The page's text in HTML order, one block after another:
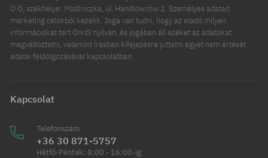
O O, székhelye: Modlniczka, ul. Handlowców 2. Személyes adatait
marketing célokból kezelik. Joga van tudni, hogy az eladó milyen
információkat tart Önről nyilván, és jogában áll ezeket az adatokat
megváltoztatni, valamint írásban kifejezésre juttatni egyet nem értését
adatai feldolgozásával kapcsolatban.
Kapcsolat
Telefonszám
+36 30 871-5757
Hétfő-Péntek: 8:00 - 16:00-ig